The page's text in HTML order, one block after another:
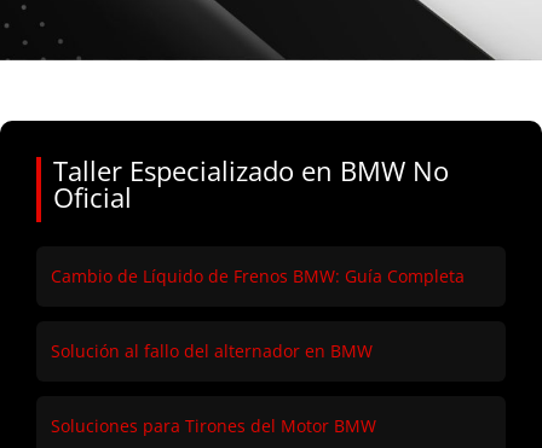
Taller Especializado en BMW No
Oficial
Cambio de Líquido de Frenos BMW: Guía Completa
Solución al fallo del alternador en BMW
Soluciones para Tirones del Motor BMW